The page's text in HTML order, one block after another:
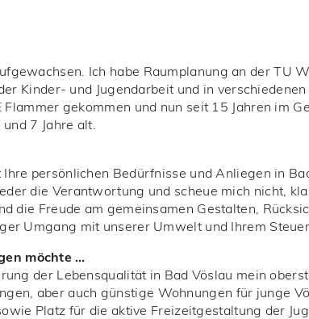
Ich habe Raumplanung an der TU
Kinder- und Jugendarbeit und in
gekommen und nun seit 15 Jahren im
7 Jahre alt.
persönlichen Bedürfnisse und Anliegen in
die Verantwortung und scheue mich nicht,
die Freude am gemeinsamen Gestalten,
Umgang mit unserer Umwelt und Ihrem
möchte …
der Lebensqualität in Bad Vöslau mein
aber auch günstige Wohnungen für junge
Platz für die aktive Freizeitgestaltung der